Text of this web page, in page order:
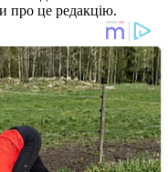
про це редакцію.